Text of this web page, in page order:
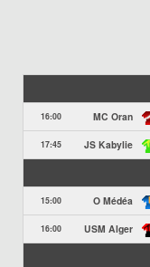
16:00 MC Oran
17:45 JS Kabylie
15:00 O Médéa
16:00 USM Alger